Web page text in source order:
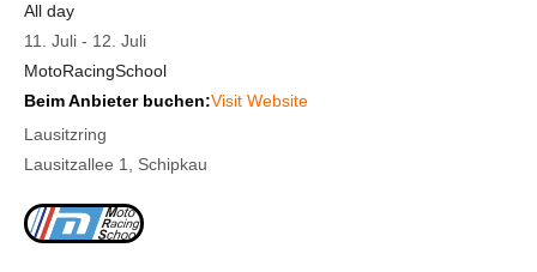
All day
11. Juli - 12. Juli
MotoRacingSchool
Beim Anbieter buchen:Visit Website
Lausitzring
Lausitzallee 1, Schipkau